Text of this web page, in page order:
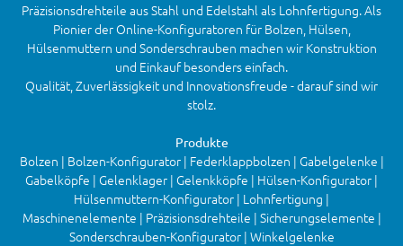
Präzisionsdrehteile aus Stahl und Edelstahl als Lohnfertigung. Als
Pionier der Online-Konfiguratoren für Bolzen, Hülsen,
Hülsenmuttern und Sonderschrauben machen wir Konstruktion
und Einkauf besonders einfach.
Qualität, Zuverlässigkeit und Innovationsfreude - darauf sind wir
stolz.
Produkte
Bolzen | Bolzen-Konfigurator | Federklappbolzen | Gabelgelenke |
Gabelköpfe | Gelenklager | Gelenkköpfe | Hülsen-Konfigurator |
Hülsenmuttern-Konfigurator | Lohnfertigung |
Maschinenelemente | Präzisionsdrehteile | Sicherungselemente |
Sonderschrauben-Konfigurator | Winkelgelenke